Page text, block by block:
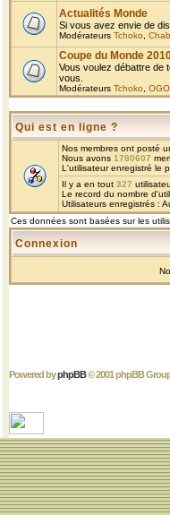
Actualités Monde
Si vous avez envie de
Modérateurs Tchoko
Coupe du Monde
Vous voulez débattre de
vous.
Modérateurs Tchoko
Qui est en ligne ?
Nos membres ont posté
Nous avons 1780607
L'utilisateur enregistré le
Il y a en tout 327
Le record du nombre
Utilisateurs enregistrés :
Ces données sont basées sur les
Connexion
Powered byphpBB© 2001 phpBB